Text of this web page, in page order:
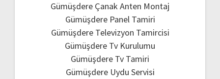
Gümüşdere Çanak Anten Montaj
Gümüşdere Panel Tamiri
Gümüşdere Televizyon Tamircisi
Gümüşdere Tv Kurulumu
Gümüşdere Tv Tamiri
Gümüşdere Uydu Servisi